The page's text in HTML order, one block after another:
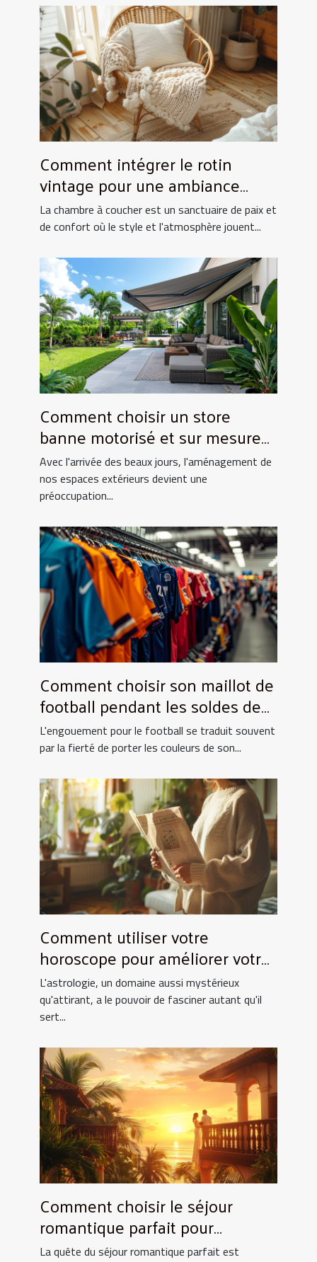
Comment intégrer le rotin
vintage pour une ambiance
chaleureuse en chambre
La chambre à coucher est un sanctuaire de paix et
de confort où le style et l'atmosphère jouent...
Comment choisir un store
banne motorisé et sur mesure
pour votre maison
Avec l'arrivée des beaux jours, l'aménagement de
nos espaces extérieurs devient une
préoccupation...
Comment choisir son maillot de
football pendant les soldes de
grande envergure
L'engouement pour le football se traduit souvent
par la fierté de porter les couleurs de son...
Comment utiliser votre
horoscope pour améliorer votre
quotidien
L'astrologie, un domaine aussi mystérieux
qu'attirant, a le pouvoir de fasciner autant qu'il
sert...
Comment choisir le séjour
romantique parfait pour
surprendre votre partenaire
La quête du séjour romantique parfait est